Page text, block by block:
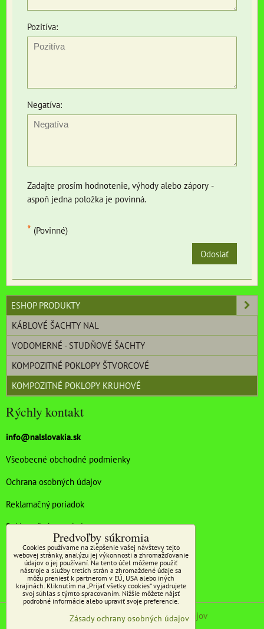
Pozitíva:
Negatíva:
Zadajte prosím hodnotenie, výhody alebo zápory -
aspoň jedna položka je povinná.
* (Povinné)
Odoslať
ESHOP PRODUKTY
KÁBLOVÉ ŠACHTY NAL
VODOMERNÉ - STUDŇOVÉ ŠACHTY
KOMPOZITNÉ POKLOPY ŠTVORCOVÉ
KOMPOZITNÉ POKLOPY KRUHOVÉ
Rýchly kontakt
info@nalslovakia.sk
Všeobecné obchodné podmienky
Ochrana osobných údajov
Reklamačný poriadok
Reklamačný protokol
Doprava a platba
Predvoľby súkromia Zásady ochrany osobných údajov
Predvoľby súkromia
Cookies používame na zlepšenie vašej návštevy tejto
webovej stránky, analýzu jej výkonnosti a zhromažďovanie
údajov o jej používaní. Na tento účel môžeme použiť
nástroje a služby tretích strán a zhromaždené údaje sa
môžu preniesť k partnerom v EÚ, USA alebo iných
krajinách. Kliknutím na „Prijať všetky cookies“ vyjadrujete
svoj súhlas s týmto spracovaním. Nižšie môžete nájsť
podrobné informácie alebo upraviť svoje preferencie.
Zásady ochrany osobných údajov